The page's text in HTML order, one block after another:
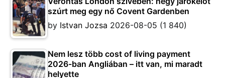
szúrt meg egy nő Covent Gardenben
by Istvan Jozsa 2026-08-05 (1 840)
Nem lesz több cost of living payment
2026-ban Angliában – itt van, mi maradt
helyette